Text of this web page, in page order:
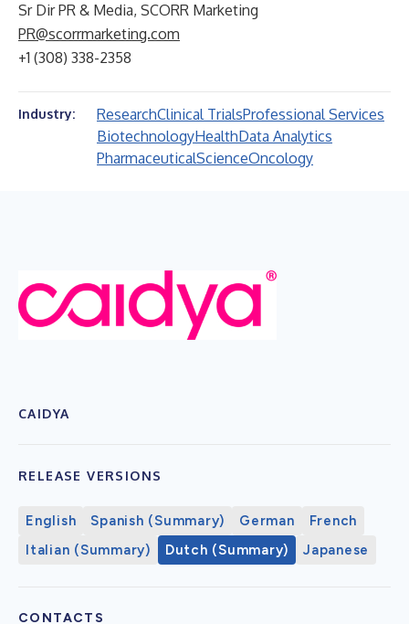
Sr Dir PR & Media, SCORR Marketing
PR@scorrmarketing.com
+1 (308) 338-2358
Industry: ResearchClinical TrialsProfessional Services
BiotechnologyHealthData Analytics
PharmaceuticalScienceOncology
CAIDYA
RELEASE VERSIONS
English Spanish (Summary) German
French
Italian (Summary)
Dutch (Summary) Japanese
CONTACTS